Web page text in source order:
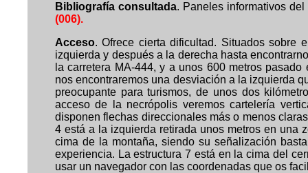
Bibliografía consultada. Paneles informativos
(006).
Acceso. Ofrece cierta dificultad. Situados sobre
izquierda y después a la derecha hasta
la carretera MA-444, y a unos 600 metros
nos encontraremos una desviación a la izquierda
preocupante para turismos, de unos dos
acceso de la necrópolis veremos cartelería
disponen flechas direccionales más o menos
4 está a la izquierda retirada unos metros en una
cima de la montaña, siendo su señalización
experiencia. La estructura 7 está en la cima del
usar un navegador con las coordenadas que os